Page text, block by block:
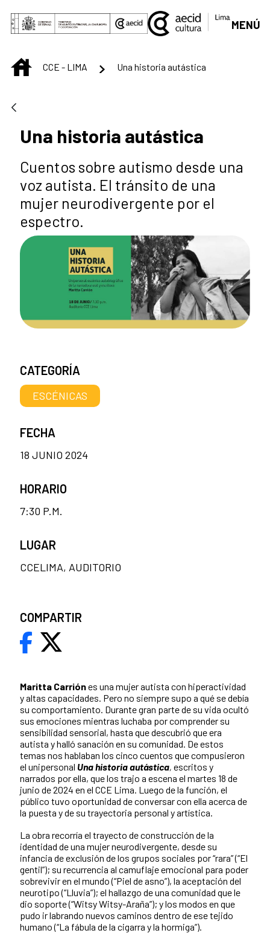
Saltar al contenido principal
MENÚ
INICIOCCE - LIMA Una historia autástica
Una historia autástica
Cuentos sobre autismo desde una
voz autista. El tránsito de una
mujer neurodivergente por el
espectro.
Maritta Carriónes una mujer autista con hiperactividad
y altas capacidades. Pero no siempre supo a qué se debía
su comportamiento. Durante gran parte de su vida ocultó
sus emociones mientras luchaba por comprender su
sensibilidad sensorial, hasta que descubrió que era
autista y halló sanación en su comunidad. De estos
temas nos hablaban los cinco cuentos que compusieron
el unipersonal Una historia autástica, escritos y
narrados por ella, que los trajo a escena el martes 18 de
junio de 2024 en el CCE Lima. Luego de la función, el
público tuvo oportunidad de conversar con ella acerca de
la puesta y de su trayectoria personal y artística.
La obra recorría el trayecto de construcción de la
identidad de una mujer neurodivergente, desde su
infancia de exclusión de los grupos sociales por “rara” (“El
gentil”); su recurrencia al camuflaje emocional para poder
sobrevivir en el mundo (“Piel de asno”), la aceptación del
neurotipo (“Lluvia”); el hallazgo de una comunidad que le
dio soporte (“Witsy Witsy-Araña”); y los modos en que
pudo ir labrando nuevos caminos dentro de ese tejido
humano (“La fábula de la cigarra y la hormiga”).
CATEGORÍA
ESCÉNICAS
FECHA
18 JUNIO 2024
HORARIO
7:30 P.M.
LUGAR
CCELIMA, AUDITORIO
COMPARTIR